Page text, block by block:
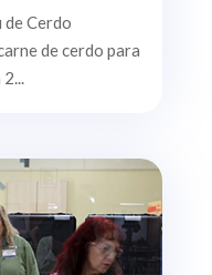
Cerdo
de cerdo para